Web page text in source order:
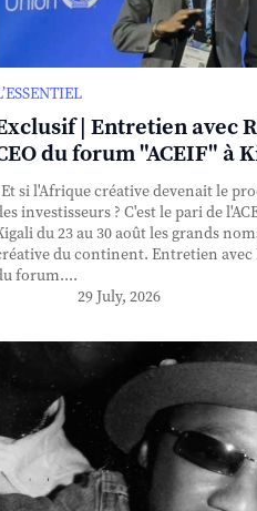
| Entretien avec
du forum "ACEIF" à
Et si l'Afrique créative devenait le
investisseurs ? C'est le pari de
du 23 au 30 août les grands
du continent. Entretien avec
forum....
29 July, 2026